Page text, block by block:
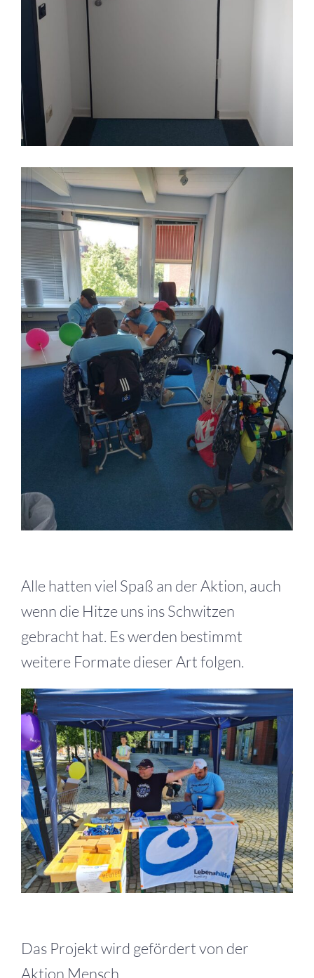
Alle hatten viel Spaß an der Aktion, auch
wenn die Hitze uns ins Schwitzen
gebracht hat. Es werden bestimmt
weitere Formate dieser Art folgen.
Das Projekt wird gefördert von der
Aktion Mensch.